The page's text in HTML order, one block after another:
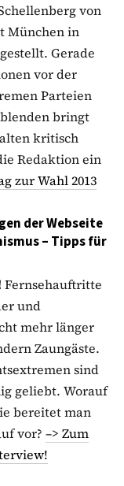
von
München in
Gerade
vor der
Parteien
bringt
kritisch
Redaktion ein
zur Wahl 2013
der Webseite
– Tipps für
Fernsehauftritte
und
mehr länger
Zaungäste.
sind
geliebt. Worauf
bereitet man
vor? –> Zum